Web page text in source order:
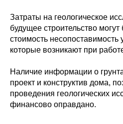
Затраты на геологическое
будущее строительство
стоимость несопоставимость
которые возникают при
Наличие информации о
проект и конструктив дома,
проведения геологических
финансово оправдано.